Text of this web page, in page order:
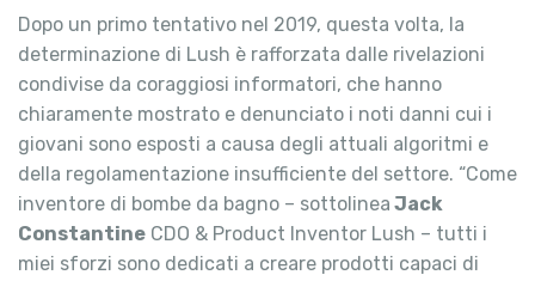
Dopo un primo tentativo nel 2019, questa volta, la
determinazione di Lush è rafforzata dalle rivelazioni
condivise da coraggiosi informatori, che hanno
chiaramente mostrato e denunciato i noti danni cui i
giovani sono esposti a causa degli attuali algoritmi e
della regolamentazione insufficiente del settore. “Come
inventore di bombe da bagno – sottolinea Jack
Constantine CDO & Product Inventor Lush – tutti i
miei sforzi sono dedicati a creare prodotti capaci di